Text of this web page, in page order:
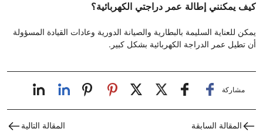
كيف يمكنني إطالة عمر دراجتي الكهربائية؟
يمكن للعناية السليمة بالبطارية والصيانة الدورية وعادات القيادة المسؤولة
أن تطيل عمر الدراجة الكهربائية بشكل كبير.
مشاركة
المقالة السابقة المقالة التالية